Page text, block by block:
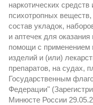
наркотических средств
психотропных
состав укладок,
и аптечек для оказания
помощи с применением
изделий и (или)
препаратов, на судах,
Государственным
Федерации"
Минюсте России